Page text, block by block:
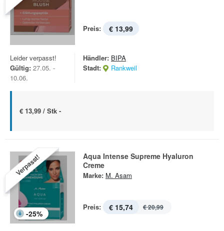
Preis: € 13,99
Leider verpasst!
Gültig: 27.05. -
10.06.
Händler: BIPA
Stadt:
Rankweil
€ 13,99 / Stk -
Verpasst!
-25%
Aqua Intense Supreme Hyaluron
Creme
Marke: M. Asam
Preis: € 15,74 € 20,99